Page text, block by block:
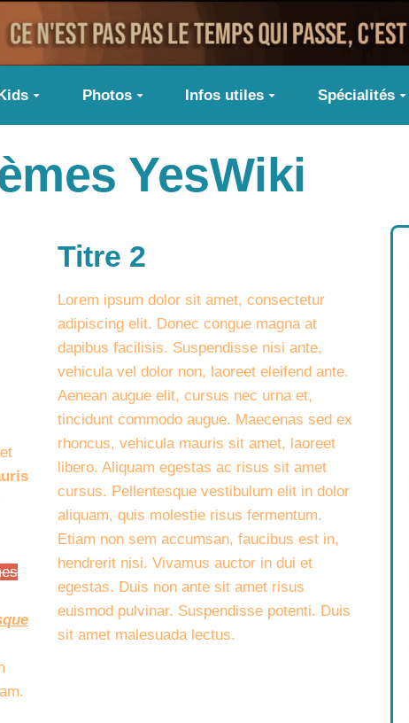
Photos Infos utiles Spécialités
YesWiki
Titre 2
Lorem ipsum dolor sit amet, consectetur
adipiscing elit. Donec congue magna at
dapibus facilisis. Suspendisse nisi ante,
vehicula vel dolor non, laoreet eleifend ante.
Aenean augue elit, cursus nec urna et,
tincidunt commodo augue. Maecenas sed ex
rhoncus, vehicula mauris sit amet, laoreet
libero. Aliquam egestas ac risus sit amet
cursus. Pellentesque vestibulum elit in dolor
aliquam, quis molestie risus fermentum.
Etiam non sem accumsan, faucibus est in,
hendrerit nisi. Vivamus auctor in dui et
egestas. Duis non ante sit amet risus
euismod pulvinar. Suspendisse potenti. Duis
sit amet malesuada lectus.